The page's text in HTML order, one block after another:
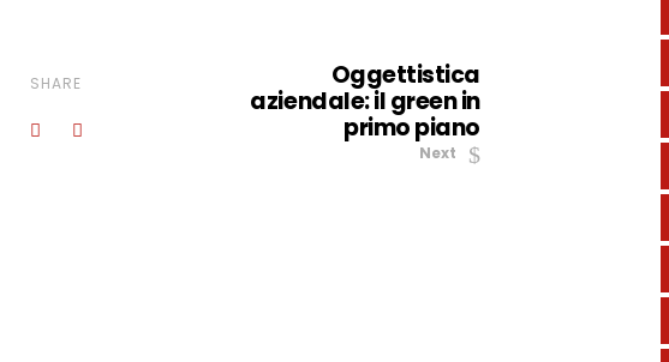
SHARE
Oggettistica
aziendale: il green in
primo piano
Next